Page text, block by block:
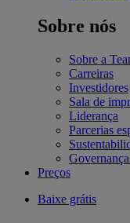
Sobre nós
Sobre a
Carreiras
Investidores
Sala de
Liderança
Parcerias
Preços
Baixe grátis